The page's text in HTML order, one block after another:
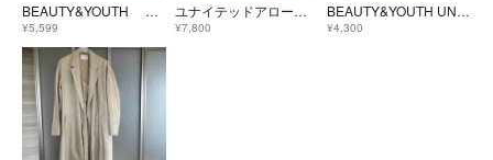
BEAUTY&YOUTH BY タフタステンカラーコート/スプリングコート
¥5,599
ユナイテッドアローズ 長く使えるスプリングコート 美品
¥7,800
BEAUTY&YOUTH UNITED ARROWSツイルダブルノーカラーコート
¥4,300